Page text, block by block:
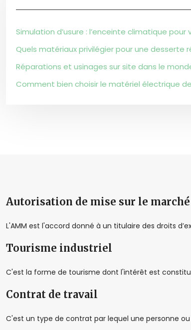
Simulation d’usure : l’enceinte climatique pour
Quels matériaux privilégier pour une desserte
Réparations et usinages sur site dans le
Comment bien choisir le matériel électrique
Autorisation de mise sur le marché
L'AMM est l'accord donné à un titulaire des droits
Tourisme industriel
C'est la forme de tourisme dont l'intérêt est
Contrat de travail
C'est un type de contrat par lequel une personne